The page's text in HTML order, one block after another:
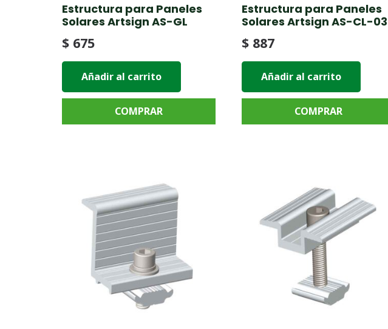
Estructura para Paneles
Solares Artsign AS-GL
$ 675
Añadir al carrito
COMPRAR
Estructura para Paneles
Solares Artsign AS-CL-03
$887
Añadir al carrito
COMPRAR